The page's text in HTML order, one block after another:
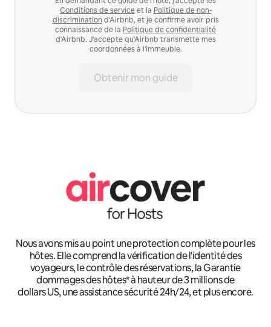
Conditions de serviceet la Politique de non-
discrimination d'Airbnb, et je confirme avoir pris
connaissance de la Politique de confidentialité
d'Airbnb. J'accepte qu'Airbnb transmette mes
coordonnées à l'immeuble.
Obtenir mon guide
Nous avons mis au point une protection complète pour les
hôtes. Elle comprend la vérification de l'identité des
voyageurs, le contrôle des réservations, la Garantie
dommages des hôtes* à hauteur de 3 millions de
dollars US, une assistance sécurité 24h/24, et plus encore.